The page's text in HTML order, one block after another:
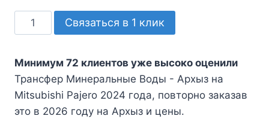
Количество
товара
Минеральные
Воды
-
Архыз
Связаться в 1 клик
Минимум 72 клиентов уже высоко оценили
Трансфер Минеральные Воды - Архыз на
Mitsubishi Pajero 2024 года, повторно заказав
это в 2026 году на Архыз и цены.